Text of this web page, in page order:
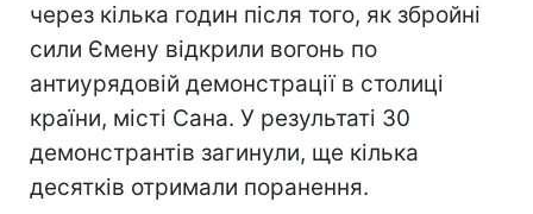
через кілька годин після того, як збройні
сили Ємену відкрили вогонь по
антиурядовій демонстрації в столиці
країни, місті Сана. У результаті 30
демонстрантів загинули, ще кілька
десятків отримали поранення.